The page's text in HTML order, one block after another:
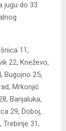
jugu do 33
11,
22, Kneževo,
Bugojno 25,
Mrkonjić
Banjaluka,
29, Doboj,
Trebinje 31,